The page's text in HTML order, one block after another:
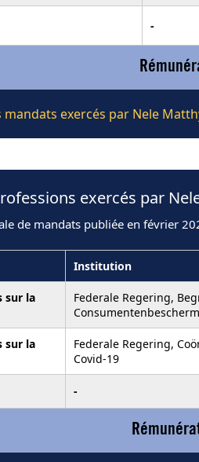
-
exercés par Nele
exercés par
de mandats publiée en février
Institution
sur la
Federale Regering,
sur la
Federale Regering,
Covid-19
-